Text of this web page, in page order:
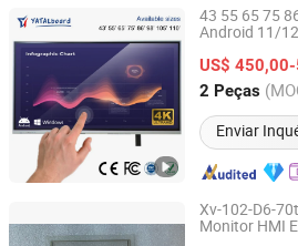
43 55 65 75
Android 11/
PainelPlano
Conferência
US$
2 Peças
Enviar
Hangzhou Yatal technology Co., Ltd.
Zhejiang, China Desde
Xv-102-D6-
Monitor HMI
Touchfusion Automation Co.,